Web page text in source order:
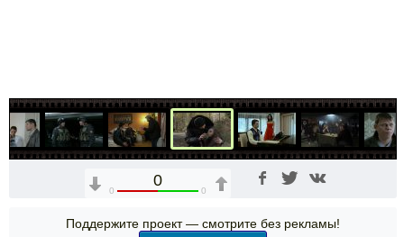
0
0 0
Поддержите проект — смотрите без рекламы!